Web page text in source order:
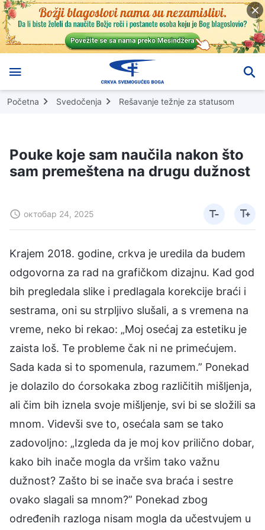
Početna Svedočenja Rešavanje težnje za statusom
Pouke koje sam naučila nakon što
sam premeštena na drugu dužnost
октобар 24, 2025
Krajem 2018. godine, crkva je uredila da budem
odgovorna za rad na grafičkom dizajnu. Kad god
bih pregledala slike i predlagala korekcije braći i
sestrama, oni su strpljivo slušali, a s vremena na
vreme, neko bi rekao: „Moj osećaj za estetiku je
zaista loš. Te probleme čak ni ne primećujem.
Sada kada si to spomenula, razumem.” Ponekad
je dolazilo do ćorsokaka zbog različitih mišljenja,
ali čim bih iznela svoje mišljenje, svi bi se složili sa
mnom. Videvši sve to, osećala sam se tako
zadovoljno: „Izgleda da je moj kov prilično dobar,
kako bih inače mogla da vršim tako važnu
dužnost? Zašto bi se inače sva braća i sestre
ovako slagali sa mnom?” Ponekad zbog
određenih razloga nisam mogla da učestvujem u